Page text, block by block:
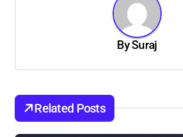
a
t
BySuraj
Related Posts